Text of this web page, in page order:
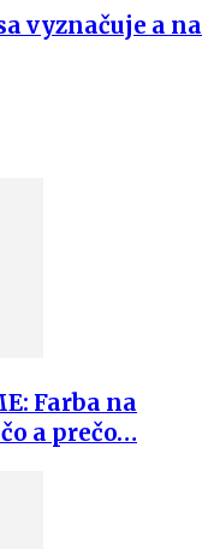
vyznačuje a na
Farba na
a prečo…